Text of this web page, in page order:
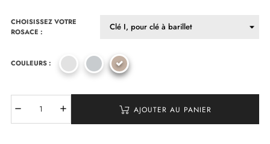
CHOISISSEZ VOTRE
ROSACE :
COULEURS :
AJOUTER AU PANIER